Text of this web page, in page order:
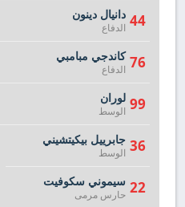
44 دانيال دينون
الدفاع
76 كاندجي مبامبي
الدفاع
99 لوران
الوسط
36 جابرييل بيكيتشيني
الوسط
22 سيموني سكوفيت
حارس مرمى